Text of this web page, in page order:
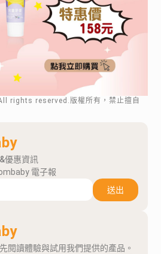
rights reserved.版權所有，禁止擅自
優惠資訊
電子報
送出
閱讀體驗與試用我們提供的產品。